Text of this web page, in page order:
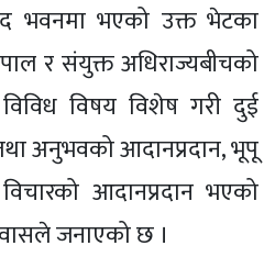
भवनमा भएको उक्त भेटका
र संयुक्त अधिराज्यबीचको
विषय विशेष गरी दुई
अनुभवको आदानप्रदान, भूपू
आदानप्रदान भएको
जनाएको छ ।